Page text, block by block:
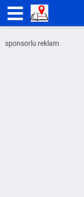
sponsorlu reklam